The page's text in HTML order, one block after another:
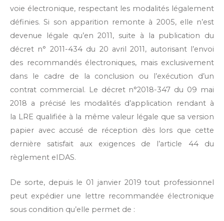
voie électronique, respectant les modalités légalement
définies. Si son apparition remonte à 2005, elle n’est
devenue légale qu’en 2011, suite à la publication du
décret n° 2011-434 du 20 avril 2011, autorisant l’envoi
des recommandés électroniques, mais exclusivement
dans le cadre de la conclusion ou l’exécution d’un
contrat commercial. Le décret n°2018-347 du 09 mai
2018 a précisé les modalités d’application rendant à
la LRE qualifiée à la même valeur légale que sa version
papier avec accusé de réception dès lors que cette
dernière satisfait aux exigences de l’article 44 du
règlement eIDAS.
De sorte, depuis le 01 janvier 2019 tout professionnel
peut expédier une lettre recommandée électronique
sous condition qu’elle permet de :